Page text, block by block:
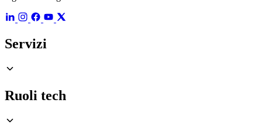
Servizi
Ruoli tech